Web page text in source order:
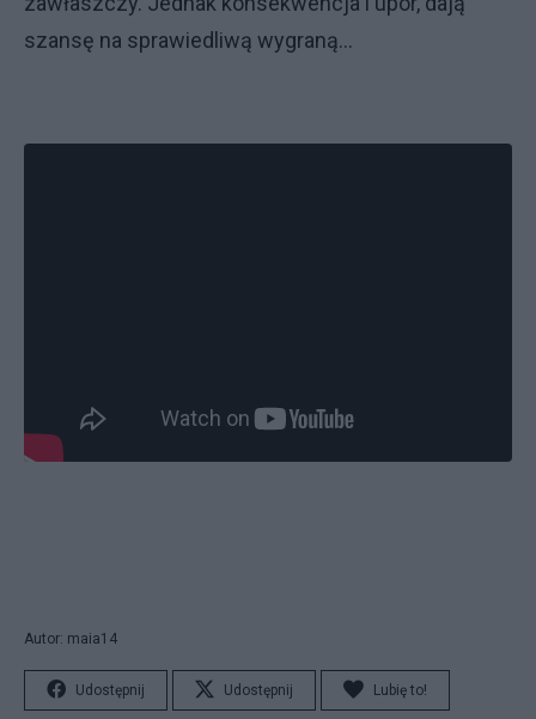
szansę na sprawiedliwą wygraną...
Autor: maia14
Udostępnij Udostępnij Lubię to!